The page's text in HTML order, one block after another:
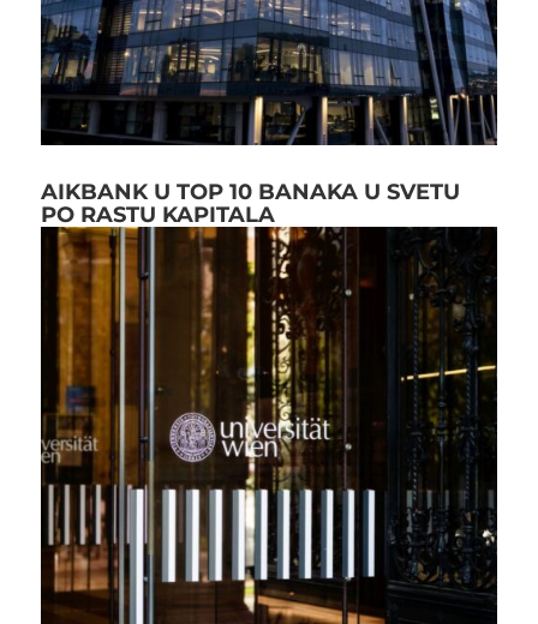
AIKBANK U TOP 10 BANAKA U SVETU
PO RASTU KAPITALA